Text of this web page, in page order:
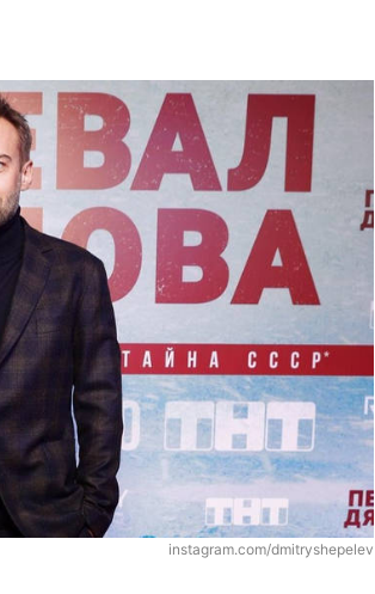
instagram.com/dmitryshepelev